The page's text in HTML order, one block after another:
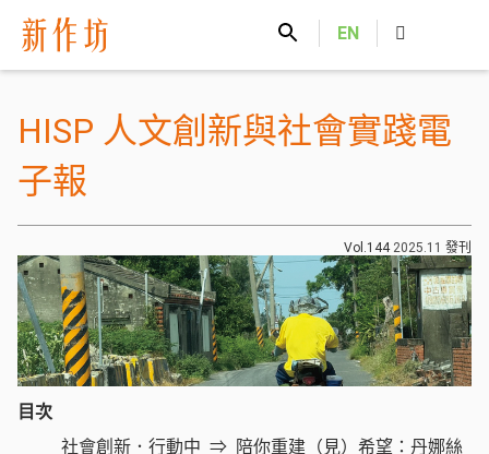
EN
HISP 人文創新與社會實踐電
子報
Vol.144 2025.11 發刊
目次
社會創新．行動中
陪你重建（見）希望：丹娜絲